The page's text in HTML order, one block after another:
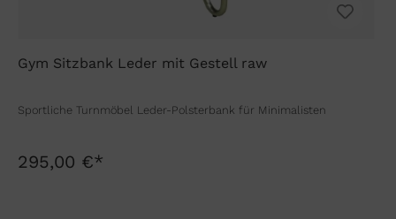
Gym Sitzbank Leder mit Gestell raw
Sportliche Turnmöbel Leder-Polsterbank für Minimalisten
295,00 €*